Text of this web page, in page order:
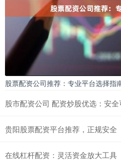
股票配资公司推荐：专业平台选择指
股市配资公司 配资炒股优选：安
贵阳股票配资平台推荐，正规安全
在线杠杆配资：灵活资金放大工具